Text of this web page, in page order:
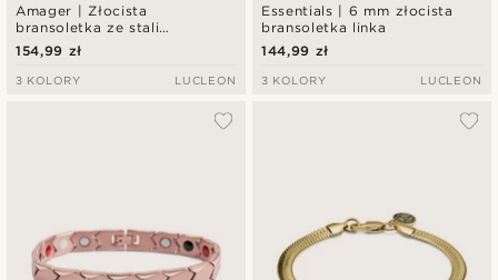
Amager | Złocista
bransoletka ze stali
nierdzewnej z cyrkoniami
154,99 zł
3 KOLORY LUCLEON
Essentials | 6 mm złocista
bransoletka linka
144,99 zł
3 KOLORY LUCLEON